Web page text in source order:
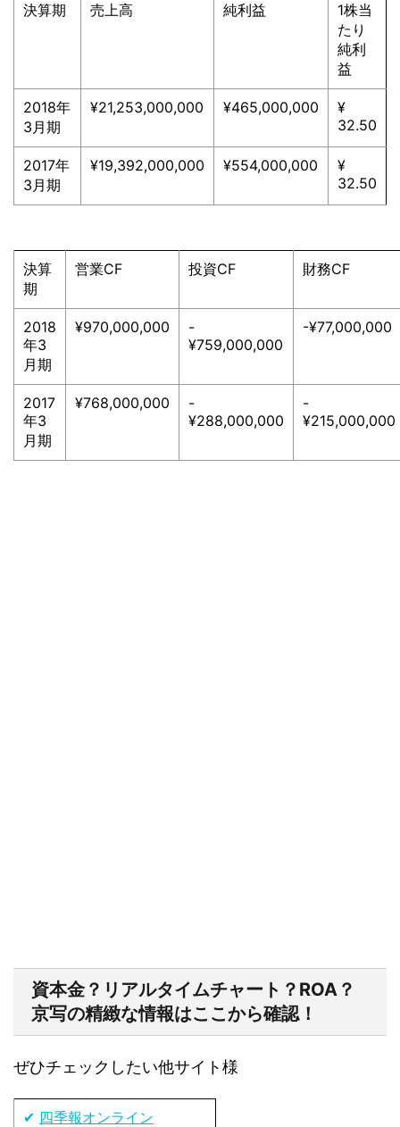
決算期 売上高 純利益
1株当
たり
純利
益
2018年
3月期
¥21,253,000,000 ¥465,000,000
¥
32.50
2017年
3月期
¥19,392,000,000 ¥554,000,000
¥
32.50
決算
期
営業CF 投資CF 財務CF
2018
年3
月期
¥970,000,000
-
¥759,000,000
-¥77,000,000
2017
年3
月期
¥768,000,000
-
¥288,000,000
-
¥215,000,000
資本金？リアルタイムチャート？ROA？
京写の精緻な情報はここから確認！
ぜひチェックしたい他サイト様
✔ 四季報オンライン